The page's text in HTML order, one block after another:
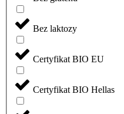
Bez laktozy
Certyfikat BIO EU
Certyfikat BIO Hellas